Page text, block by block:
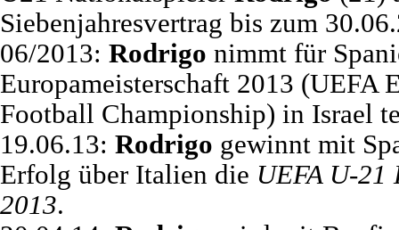
Siebenjahresvertrag bis zum
06/2013: Rodrigo nimmt für
Europameisterschaft 2013 (UEFA
Football Championship) in Israel
19.06.13: Rodrigo gewinnt mit
Erfolg über Italien die UEFA U-21
2013.